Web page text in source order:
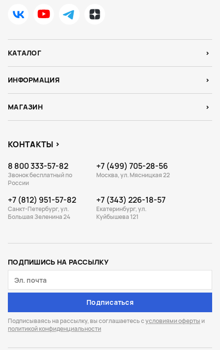
КАТАЛОГ
ИНФОРМАЦИЯ
МАГАЗИН
КОНТАКТЫ
8 800 333-57-82
Звонок бесплатный по
России
+7 (499) 705-28-56
Москва, ул. Мясницкая 22
+7 (812) 951-57-82
Санкт-Петербург, ул.
Большая Зеленина 24
+7 (343) 226-18-57
Екатеринбург, ул.
Куйбышева 121
ПОДПИШИСЬ НА РАССЫЛКУ
Подписаться
Подписываясь на рассылку, вы соглашаетесь сусловиями оферты и
политикой конфиденциальности